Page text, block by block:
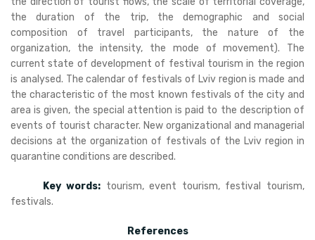
the duration of the trip, the demographic and social
composition of travel participants, the nature of the
organization, the intensity, the mode of movement). The
current state of development of festival tourism in the region
is analysed. The calendar of festivals of Lviv region is made and
the characteristic of the most known festivals of the city and
area is given, the special attention is paid to the description of
events of tourist character. New organizational and managerial
decisions at the organization of festivals of the Lviv region in
quarantine conditions are described.
Key words: tourism, event tourism, festival tourism,
festivals.
References